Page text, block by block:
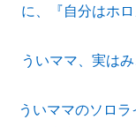
に、『自分はホ
ういママ、実は
ういママのソロ